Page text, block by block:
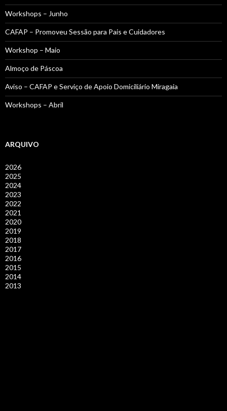
Workshops – Junho
CAFAP – Promoveu Sessão para Pais e Cuidadores
Workshop – Maio
Almoço de Páscoa
Aviso – CAFAP e Serviço de Apoio Domiciliário Miragaia
Workshops – Abril
ARQUIVO
2026
2025
2024
2023
2022
2021
2020
2019
2018
2017
2016
2015
2014
2013